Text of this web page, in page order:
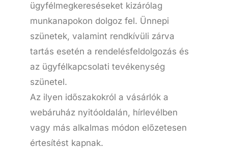
ügyfélmegkereséseket kizárólag
munkanapokon dolgoz fel. Ünnepi
szünetek, valamint rendkívüli zárva
tartás esetén a rendelésfeldolgozás és
az ügyfélkapcsolati tevékenység
szünetel.
Az ilyen időszakokról a vásárlók a
webáruház nyitóoldalán, hírlevélben
vagy más alkalmas módon előzetesen
értesítést kapnak.